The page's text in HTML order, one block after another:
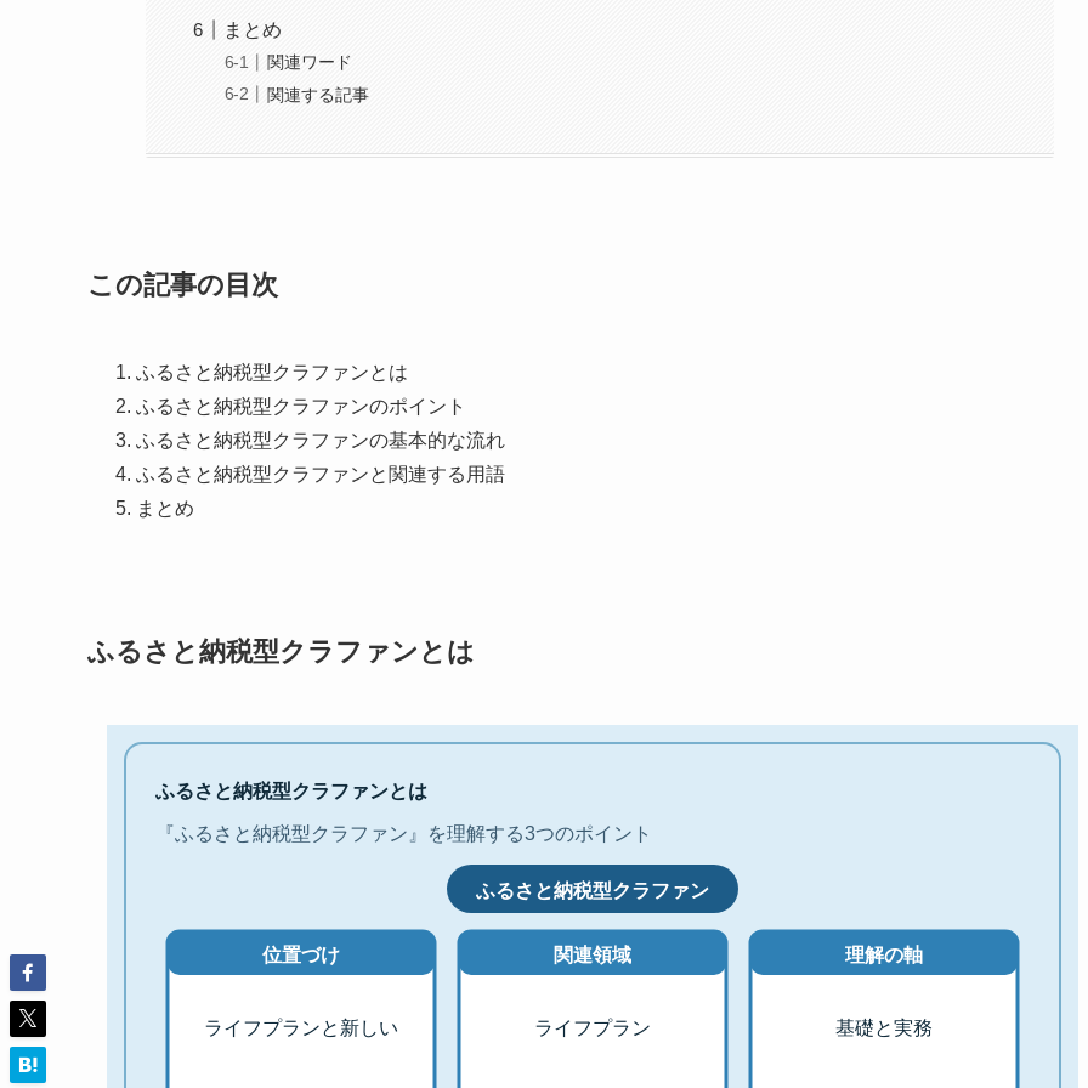
まとめ
関連ワード
関連する記事
この記事の目次
ふるさと納税型クラファンとは
ふるさと納税型クラファンのポイント
ふるさと納税型クラファンの基本的な流れ
ふるさと納税型クラファンと関連する用語
まとめ
ふるさと納税型クラファンとは
ふるさと納税型クラファンとは
『ふるさと納税型クラファン』を理解する3つのポイント
ふるさと納税型クラファン
位置づけ
ライフプランと新しい
関連領域
ライフプラン
理解の軸
基礎と実務